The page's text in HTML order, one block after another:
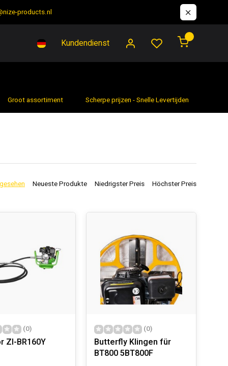
products.nl
Kundendienst
Groot assortiment Scherpe prijzen - Snelle Levertijden
Neueste Produkte Niedrigster Preis Höchster Preis
(0)
ZI-BR160Y
(0)
Butterfly Klingen für
BT800 5BT800F